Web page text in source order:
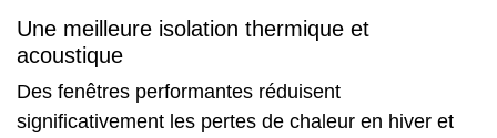
Une meilleure isolation thermique et
acoustique
Des fenêtres performantes réduisent
significativement les pertes de chaleur en hiver et